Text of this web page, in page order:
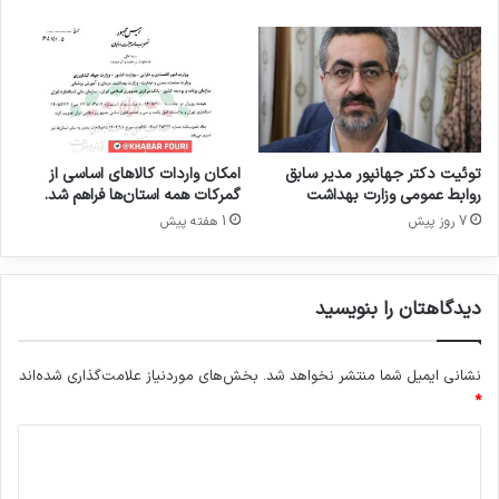
شربت خاکشیر یخ زده و آبلیمو
دو قاشق غذاخوری خاکشیر خیسانده را در جایخی
بریزید، دو قاشق غذاخوری شکر، دو عدد لیمو تازه و
یک لیوان آب را هم بزنید و یک مکعب خاکشیر یخ
زده در آن انداخته و بعد از هم زدن میل کنید.
ب
م
ا
ن
ن
د
توئیت دکتر جهانپور مدیر سابق
روابط عمومی وزارت بهداشت
7 روز پیش
امکان واردات کالاهای اساسی از
گمرکات همه استان‌ها فراهم شد.
1 هفته پیش
دیدگاهتان را بنویسید
نشانی ایمیل شما منتشر نخواهد شد. بخش‌های موردنیاز علامت‌گذاری شده‌اند
*